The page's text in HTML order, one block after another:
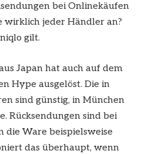
bei Onlinekäufen
wirklich jeder Händler an?
gilt.
Japan hat auch auf dem
Hype ausgelöst. Die in
sind günstig, in München
Rücksendungen sind bei
die Ware beispielsweise
das überhaupt, wenn